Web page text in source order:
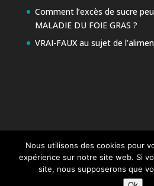
Comment l’excès de sucre
MALADIE DU FOIE GRAS ?
VRAI-FAUX au sujet de
Nous utilisons des cookies pour
expérience sur notre site web. Si
site, nous supposerons que